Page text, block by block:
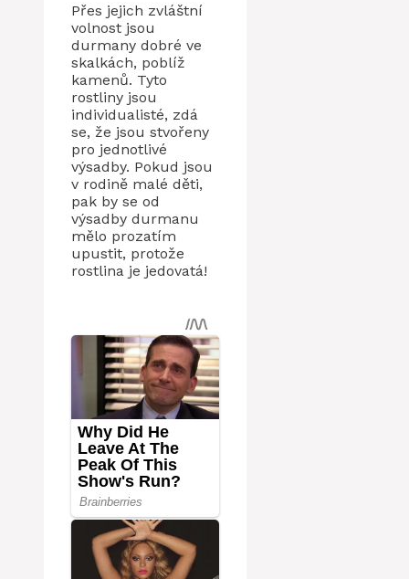
Přes jejich zvláštní
volnost jsou
durmany dobré ve
skalkách, poblíž
kamenů. Tyto
rostliny jsou
individualisté, zdá
se, že jsou stvořeny
pro jednotlivé
výsadby. Pokud jsou
v rodině malé děti,
pak by se od
výsadby durmanu
mělo prozatím
upustit, protože
rostlina je jedovatá!